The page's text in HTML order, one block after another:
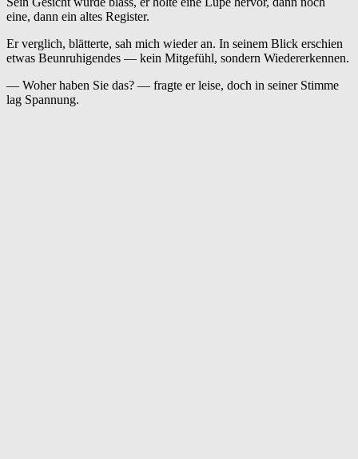
eine, dann ein altes Register.
Er verglich, blätterte, sah mich wieder an. In seinem Blick erschien
etwas Beunruhigendes — kein Mitgefühl, sondern Wiedererkennen.
— Woher haben Sie das? — fragte er leise, doch in seiner Stimme
lag Spannung.